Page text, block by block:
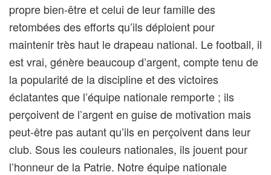
propre bien-être et celui de leur famille des
retombées des efforts qu’ils déploient pour
maintenir très haut le drapeau national. Le football, il
est vrai, génère beaucoup d’argent, compte tenu de
la popularité de la discipline et des victoires
éclatantes que l’équipe nationale remporte ; ils
perçoivent de l’argent en guise de motivation mais
peut-être pas autant qu’ils en perçoivent dans leur
club. Sous les couleurs nationales, ils jouent pour
l’honneur de la Patrie. Notre équipe nationale